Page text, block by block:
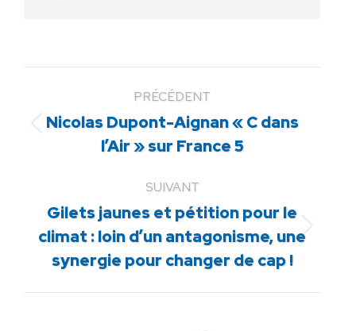
PRÉCÉDENT
Article
précédent
Nicolas Dupont-Aignan « C dans
l’Air » sur France 5
SUIVANT
Article
suivant
:
Gilets jaunes et pétition pour le
climat : loin d’un antagonisme, une
synergie pour changer de cap !